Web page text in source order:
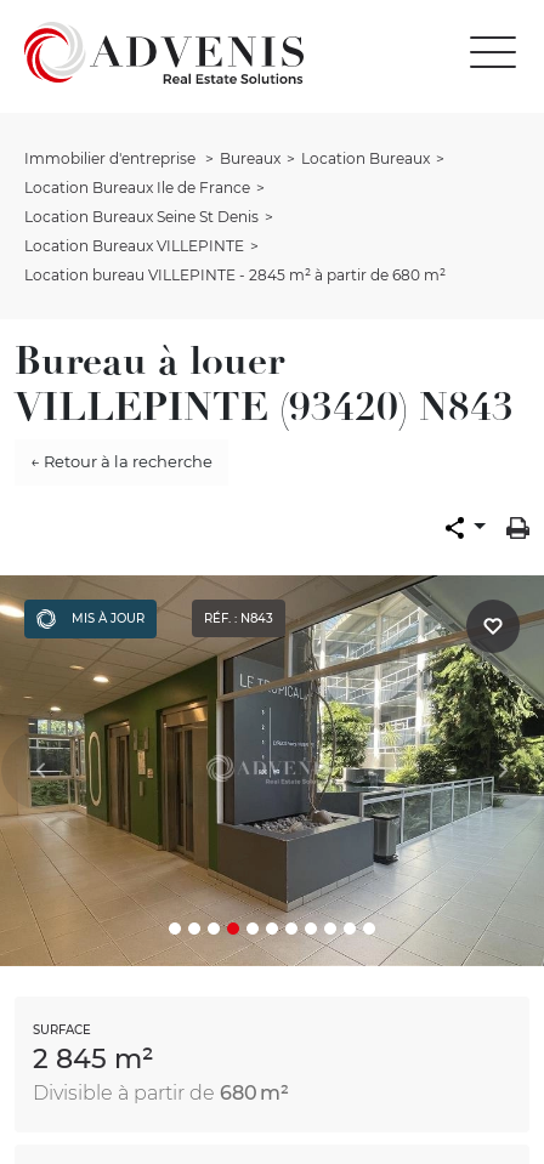
Immobilier d'entreprise Bureaux
Location Bureaux
Location Bureaux Ile de France
Location Bureaux Seine St Denis
Location Bureaux VILLEPINTE
Location bureau VILLEPINTE - 2845 m² à partir de 680 m²
Bureau à louer
VILLEPINTE (93420) N843
← Retour à la recherche
MIS À JOUR RÉF. : N843
SURFACE
2 845 m²
Divisible à partir de 680 m²